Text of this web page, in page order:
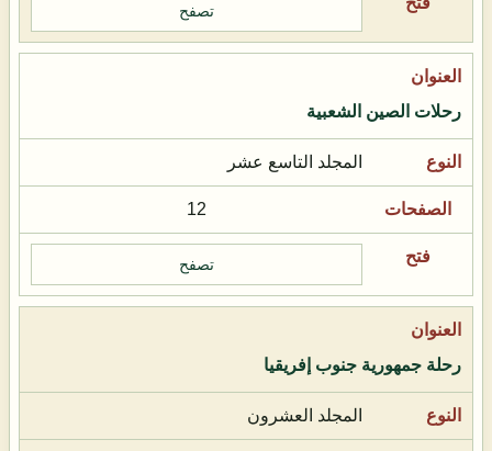
تصفح
رحلات الصين الشعبية
المجلد التاسع عشر
12
تصفح
رحلة جمهورية جنوب إفريقيا
المجلد العشرون